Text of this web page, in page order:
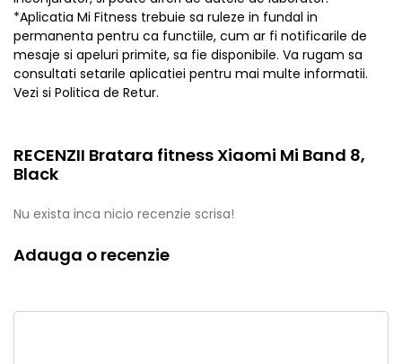
RECENZII Bratara fitness Xiaomi Mi Band 8,
Black
Nu exista inca nicio recenzie scrisa!
Adauga o recenzie